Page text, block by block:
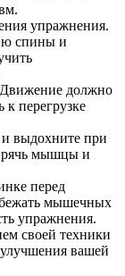
упражнения.
спины и
Движение должно
перегрузке
выдохните при
мышцы и
перед
мышечных
упражнения.
своей техники
вашей